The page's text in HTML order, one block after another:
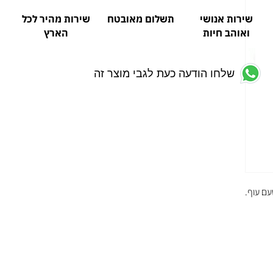
עוף.
שירות מהיר לכל
הארץ
שלחו הודעה כעת לגבי מוצר זה
תשלום מאובטח
שירות אנושי
ואוהב חיות